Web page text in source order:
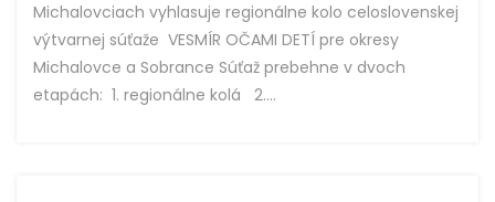
Michalovciach vyhlasuje regionálne kolo celoslovenskej
výtvarnej súťaže VESMÍR OČAMI DETÍ pre okresy
Michalovce a Sobrance Súťaž prebehne v dvoch
etapách: 1. regionálne kolá 2....